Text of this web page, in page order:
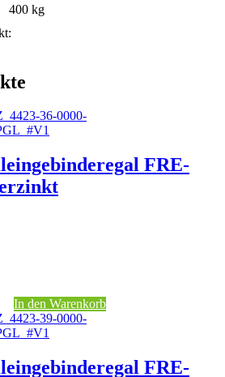
400 kg
FRE-
In den Warenkorb
FRE-